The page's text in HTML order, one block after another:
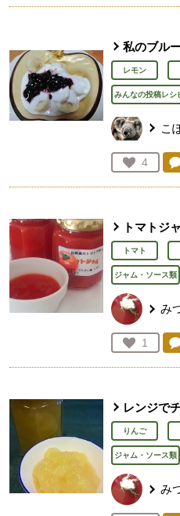
私のブル
レモン
みんなの投稿レシ
こ
お気に
4
人が登
トマトジ
トマト
ジャム・ソース類
み
お気に
1
人が登
レンジで
りんご
ジャム・ソース類
み